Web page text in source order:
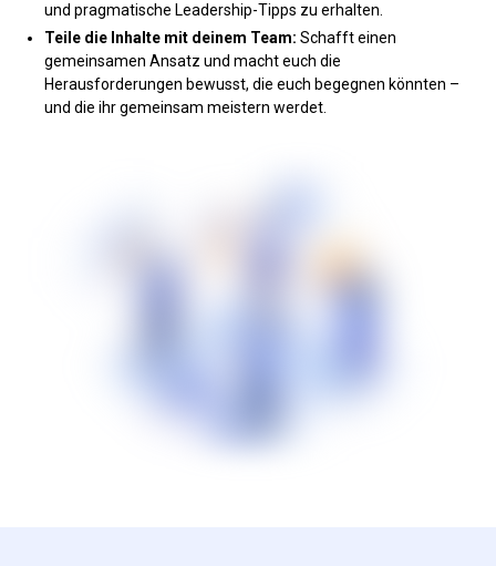
und pragmatische Leadership-Tipps zu erhalten.
Teile die Inhalte mit deinem Team: Schafft einen
gemeinsamen Ansatz und macht euch die
Herausforderungen bewusst, die euch begegnen könnten –
und die ihr gemeinsam meistern werdet.